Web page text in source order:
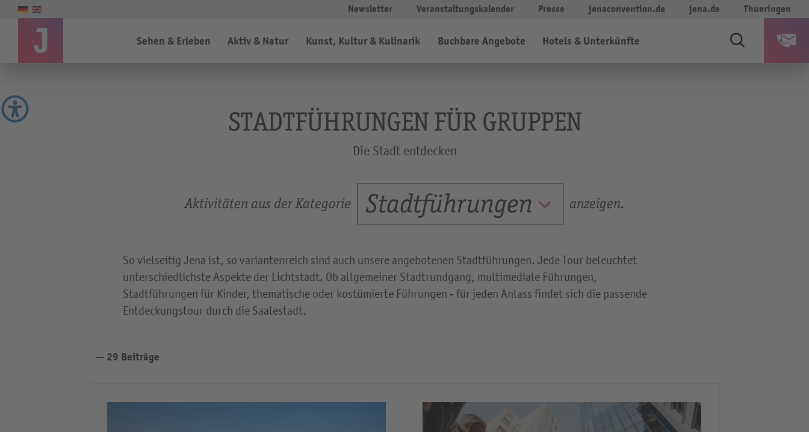
Newsletter Veranstaltungskalender Presse jenaconvention.de jena.de Thueringen
Sehen & Erleben Aktiv & Natur Kunst, Kultur & Kulinarik Buchbare Angebote Hotels & Unterkünfte
STADTFÜHRUNGEN FÜR GRUPPEN
Die Stadt entdecken
Aktivitäten aus der Kategorie Stadtführungen anzeigen.
So vielseitig Jena ist, so variantenreich sind auch unsere angebotenen Stadtführungen. Jede Tour beleuchtet
unterschiedlichste Aspekte der Lichtstadt. Ob allgemeiner Stadtrundgang, multimediale Führungen,
Stadtführungen für Kinder, thematische oder kostümierte Führungen - für jeden Anlass findet sich die passende
Entdeckungstour durch die Saalestadt.
29 Beiträge